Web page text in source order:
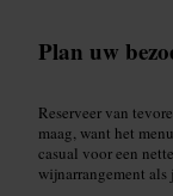
Plan uw
Reserveer van
maag, want het
casual voor een
wijnarrangement